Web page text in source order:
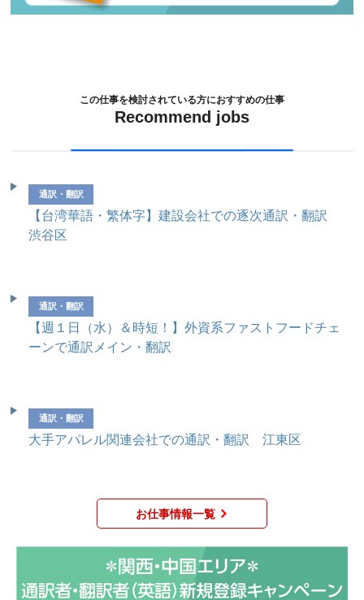
この仕事を検討されている方におすすめの仕事
Recommend jobs
通訳・翻訳
【台湾華語・繁体字】建設会社での逐次通訳・翻訳
渋谷区
通訳・翻訳
【週１日（水）＆時短！】外資系ファストフードチェ
ーンで通訳メイン・翻訳
通訳・翻訳
大手アパレル関連会社での通訳・翻訳 江東区
お仕事情報一覧